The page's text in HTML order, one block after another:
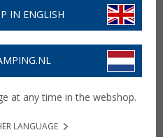
IN ENGLISH
at any time in the webshop.
LANGUAGE